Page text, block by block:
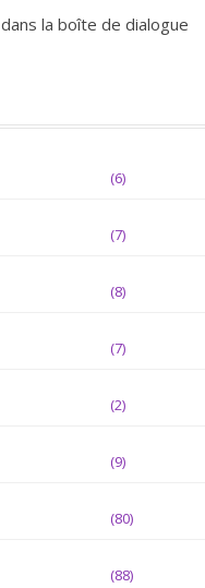
la boîte de dialogue
(6)
(7)
(8)
(7)
(2)
(9)
(80)
(88)